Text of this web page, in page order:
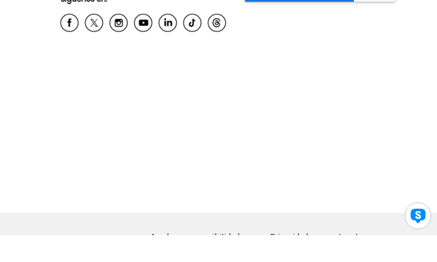
Ayuda para accesibilidad Privacidad Legal